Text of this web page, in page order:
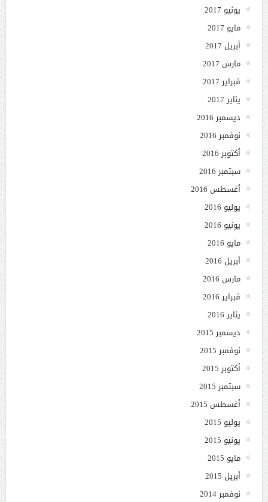
يونيو 2017
مايو 2017
أبريل 2017
مارس 2017
فبراير 2017
يناير 2017
ديسمبر 2016
نوفمبر 2016
أكتوبر 2016
سبتمبر 2016
أغسطس 2016
يوليو 2016
يونيو 2016
مايو 2016
أبريل 2016
مارس 2016
فبراير 2016
يناير 2016
ديسمبر 2015
نوفمبر 2015
أكتوبر 2015
سبتمبر 2015
أغسطس 2015
يوليو 2015
يونيو 2015
مايو 2015
أبريل 2015
نوفمبر 2014